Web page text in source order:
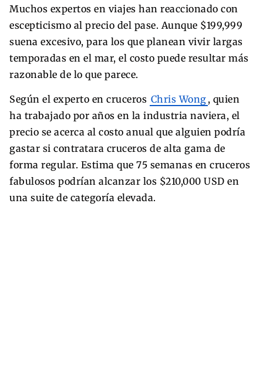
Muchos expertos en viajes han reaccionado con
escepticismo al precio del pase. Aunque $199,999
suena excesivo, para los que planean vivir largas
temporadas en el mar, el costo puede resultar más
razonable de lo que parece.
Según el experto en cruceros Chris Wong , quien
ha trabajado por años en la industria naviera, el
precio se acerca al costo anual que alguien podría
gastar si contratara cruceros de alta gama de
forma regular. Estima que 75 semanas en cruceros
fabulosos podrían alcanzar los $210,000 USD en
una suite de categoría elevada.